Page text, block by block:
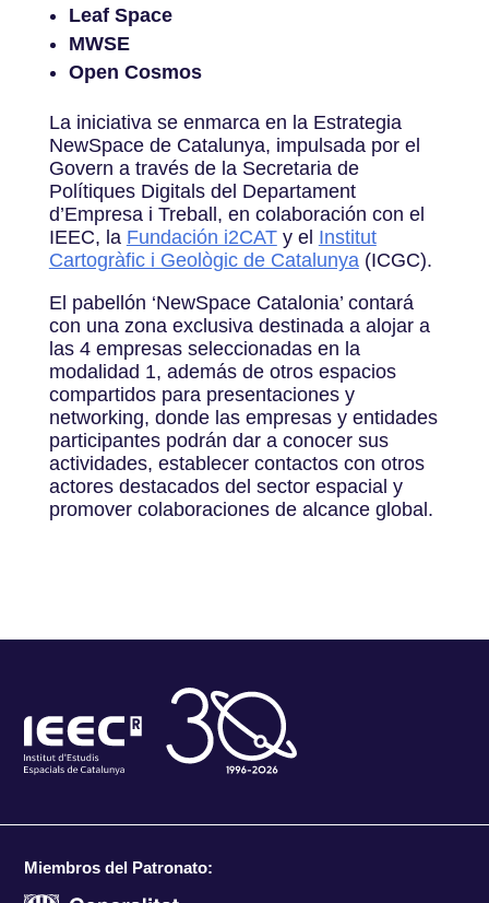
Leaf Space
MWSE
Open Cosmos
La iniciativa se enmarca en la Estrategia
NewSpace de Catalunya, impulsada por el
Govern a través de la Secretaria de
Polítiques Digitals del Departament
d’Empresa i Treball, en colaboración con el
IEEC, la Fundación i2CATy el Institut
Cartogràfic i Geològic de Catalunya(ICGC).
El pabellón ‘NewSpace Catalonia’ contará
con una zona exclusiva destinada a alojar a
las 4 empresas seleccionadas en la
modalidad 1, además de otros espacios
compartidos para presentaciones y
networking, donde las empresas y entidades
participantes podrán dar a conocer sus
actividades, establecer contactos con otros
actores destacados del sector espacial y
promover colaboraciones de alcance global.
Miembros del Patronato: